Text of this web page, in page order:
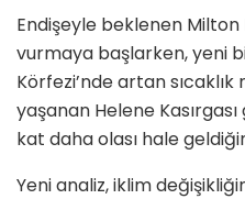
Endişeyle beklenen Milton
vurmaya başlarken, yeni
Körfezi’nde artan
yaşanan Helene
kat daha olası hale
Yeni analiz, iklim